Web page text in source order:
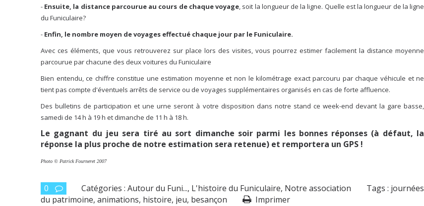
- Ensuite, la distance parcourue au cours de chaque voyage , soit la longueur de la ligne. Quelle est la longueur de la ligne
du Funiculaire?
- Enfin, le nombre moyen de voyages effectué chaque jour par le Funiculaire.
Avec ces éléments, que vous retrouverez sur place lors des visites, vous pourrez estimer facilement la distance moyenne
parcourue par chacune des deux voitures du Funiculaire
Bien entendu, ce chiffre constitue une estimation moyenne et non le kilométrage exact parcouru par chaque véhicule et ne
tient pas compte d'éventuels arrêts de service ou de voyages supplémentaires organisés en cas de forte affluence.
Des bulletins de participation et une urne seront à votre disposition dans notre stand ce week-end devant la gare basse,
samedi de 14 h à 19 h et dimanche de 11 h à 18 h.
Le gagnant du jeu sera tiré au sort dimanche soir parmi les bonnes réponses (à défaut, la
réponse la plus proche de notre estimation sera retenue) et remportera un GPS !
Photo © Patrick Fourneret 2007
0 Catégories :Autour du Funi..., L'histoire du Funiculaire, Notre association Tags : journées
du patrimoine, animations, histoire, jeu, besançon
Imprimer